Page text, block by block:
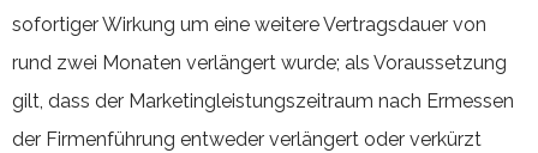
sofortiger Wirkung um eine weitere Vertragsdauer von
rund zwei Monaten verlängert wurde; als Voraussetzung
gilt, dass der Marketingleistungszeitraum nach Ermessen
der Firmenführung entweder verlängert oder verkürzt